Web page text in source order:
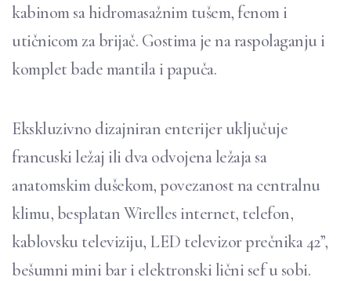
kabinom sa hidromasažnim tušem, fenom i
utičnicom za brijač. Gostima je na raspolaganju i
komplet bade mantila i papuča.
Ekskluzivno dizajniran enterijer uključuje
francuski ležaj ili dva odvojena ležaja sa
anatomskim dušekom, povezanost na centralnu
klimu, besplatan Wirelles internet, telefon,
kablovsku televiziju, LED televizor prečnika 42”,
bešumni mini bar i elektronski lični sef u sobi.